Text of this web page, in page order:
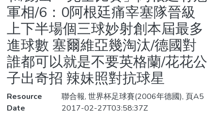
軍相/6：0阿根廷痛宰塞隊晉級
上下半場個三球妙射創本屆最多
進球數 塞爾維亞幾淘汰/德國對
誰都可以就是不要英格蘭/花花公
子出奇招 辣妹照對抗球星
Resource
聯合報, 世界杯足球賽(2006年德國), 頁A5
Date
2017-02-27T03:58:37Z